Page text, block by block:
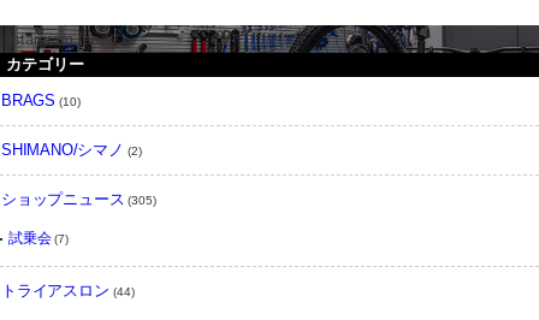
instargram feed
カテゴリー
BRAGS (10)
SHIMANO/シマノ (2)
ショップニュース (305)
試乗会(7)
トライアスロン (44)